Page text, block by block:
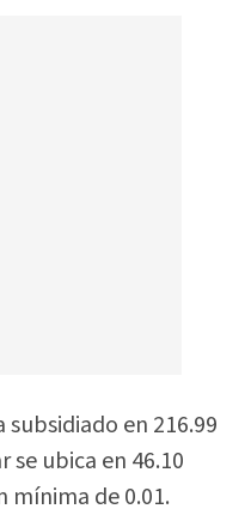
en 216.99
se ubica en 46.10
mínima de 0.01.